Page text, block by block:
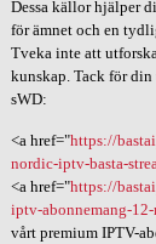
Dessa källor hjälper
för ämnet och en
Tveka inte att
kunskap. Tack för
sWD:
<a href="https://
nordic-iptv-basta-
<a href="https://
iptv-abonnemang-12-
vårt premium IPTV-